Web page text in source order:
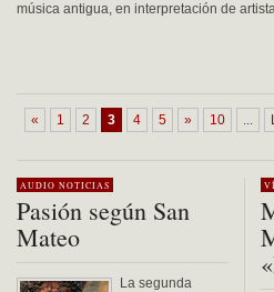
música antigua, en interpretación de
« 1 2 3 4 5 » 10 ...
AUDIO NOTICIAS
Pasión según San
Mateo
La segunda